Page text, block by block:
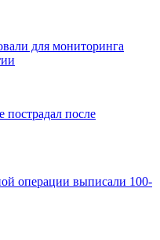
для мониторинга
пострадал после
операции выписали 100-